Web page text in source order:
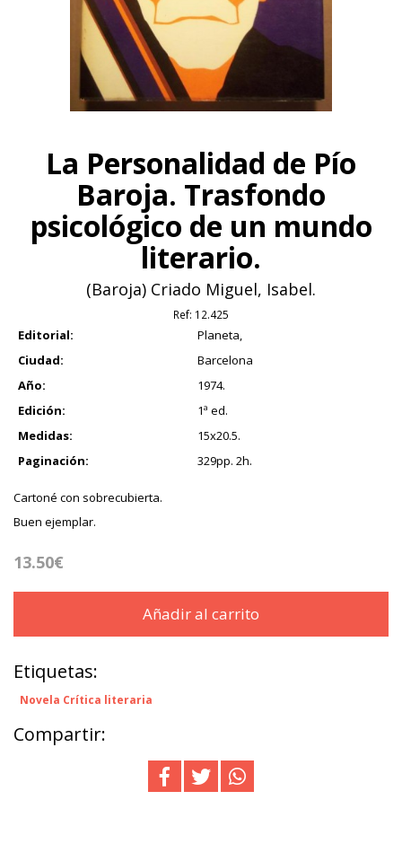
La Personalidad de Pío
Baroja. Trasfondo
psicológico de un mundo
literario.
(Baroja) Criado Miguel, Isabel.
Ref: 12.425
Editorial:
Planeta,
Ciudad:
Barcelona
Año:
1974.
Edición:
1ª ed.
Medidas:
15x20.5.
Paginación:
329pp. 2h.
Cartoné con sobrecubierta.
Buen ejemplar.
13.50€
Añadir al carrito
Etiquetas:
Novela Crítica literaria
Compartir: